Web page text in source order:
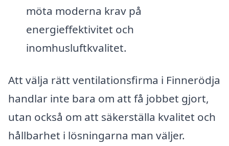
möta moderna krav på
energieffektivitet och
inomhusluftkvalitet.
Att välja rätt ventilationsfirma i Finnerödja
handlar inte bara om att få jobbet gjort,
utan också om att säkerställa kvalitet och
hållbarhet i lösningarna man väljer.